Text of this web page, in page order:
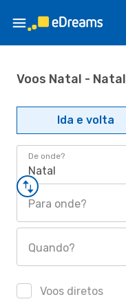
Voos Natal - Natal
Ida e volta
De onde?
Natal
Para onde?
Quando?
Voos diretos